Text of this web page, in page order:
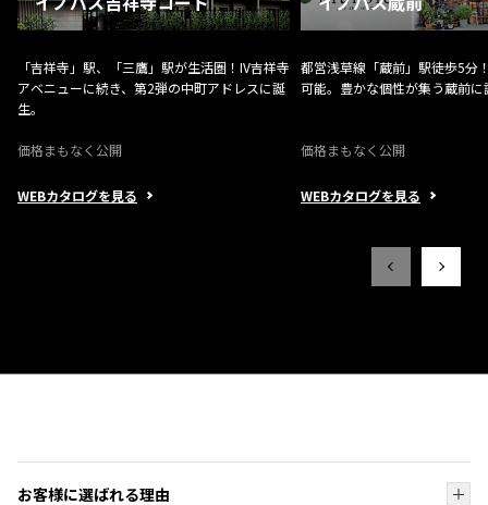
「吉祥寺」駅、「三鷹」駅が生活圏！IV吉祥寺
アベニューに続き、第2弾の中町アドレスに誕
生。
価格まもなく公開
WEBカタログを見る
都営浅草線「蔵前」駅徒歩5分
可能。豊かな個性が集う蔵前に
価格まもなく公開
WEBカタログを見る
お客様に選ばれる理由